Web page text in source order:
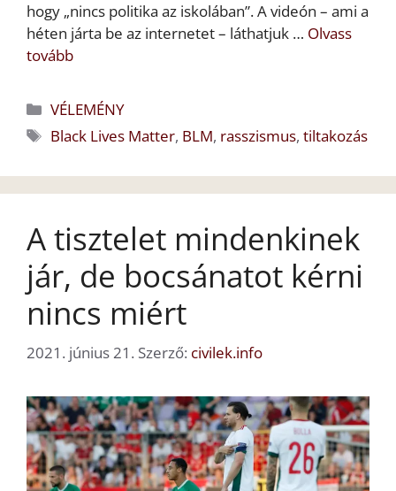
hogy „nincs politika az iskolában”. A videón – ami a
héten járta be az internetet – láthatjuk … Olvass
tovább
Kategória
VÉLEMÉNY
Címkék
Black Lives Matter, BLM, rasszismus,tiltakozás
A tisztelet mindenkinek
jár, de bocsánatot kérni
nincs miért
2021. június 21. Szerző: civilek.info